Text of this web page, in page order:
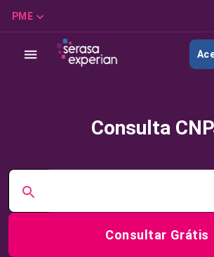
PME
Consulta
Consultar Grátis